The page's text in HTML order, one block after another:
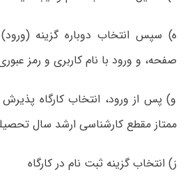
ه) سپس انتخاب دوباره گزینه
صفحه، و ورود با نام کاربری و رمز
و) پس از ورود، انتخاب کارگاه
ممتاز مقطع کارشناسی ارشد سال تحصیلی ۱۴۰۳-
ز) انتخاب گزینه ثبت نام در کارگاه